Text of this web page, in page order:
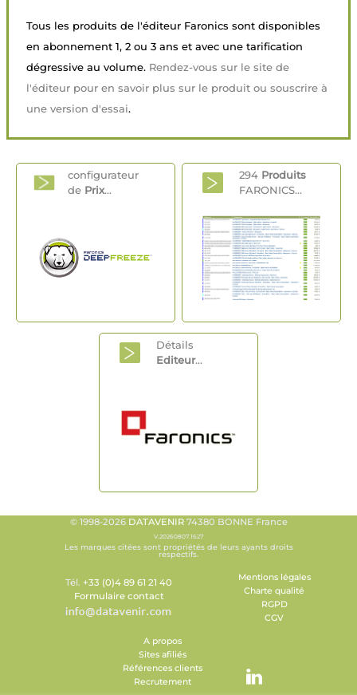
Tous les produits de l'éditeur Faronics sont disponibles
en abonnement 1, 2 ou 3 ans et avec une tarification
dégressive au volume. Rendez-vous sur le site de
l'éditeur pour en savoir plus sur le produit ou souscrire à
une version d'essai.
configurateur
de Prix...
294 Produits
FARONICS...
Détails
Editeur...
© 1998-2026 DATAVENIR74380 BONNE France
V.20260807.1627
Les marques citées sont propriétés de leurs ayants droits
respectifs.
Tél. +33 (0)4 89 61 21 40
Formulaire contact
Mentions légales
Charte qualité
RGPD
CGV
A propos
Sites afiliés
Références clients
Recrutement